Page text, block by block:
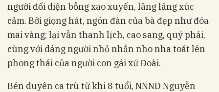
người đối diện bỗng xao xuyến, lâng lâng xúc
cảm. Bởi giọng hát, ngón đàn của bà đẹp như đóa
mai vàng; lại vẫn thanh lịch, cao sang, quý phái,
cùng với dáng người nhỏ nhắn nho nhã toát lên
phong thái của người con gái xứ Đoài.
Bén duyên ca trù từ khi 8 tuổi, NNND Nguyễn